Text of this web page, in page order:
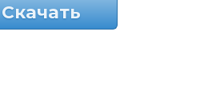
Скачать